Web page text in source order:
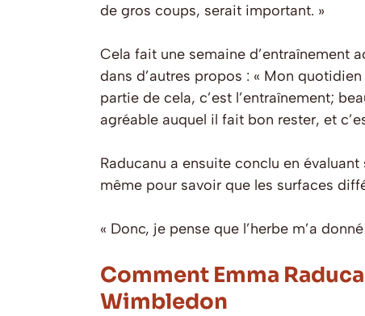
de gros coups, serait important. »
Cela fait une semaine d’entraînement
dans d’autres propos : « Mon
partie de cela, c’est l’entraînement;
agréable auquel il fait bon rester, et
Raducanu a ensuite conclu en
même pour savoir que les surfaces
« Donc, je pense que l’herbe m’a
Comment Emma
Wimbledon